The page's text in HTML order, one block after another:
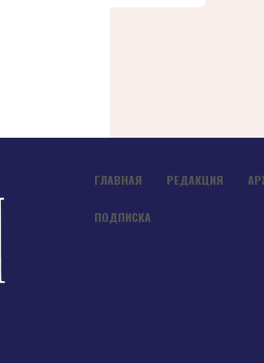
ГЛАВНАЯ РЕДАКЦИЯ
ПОДПИСКА